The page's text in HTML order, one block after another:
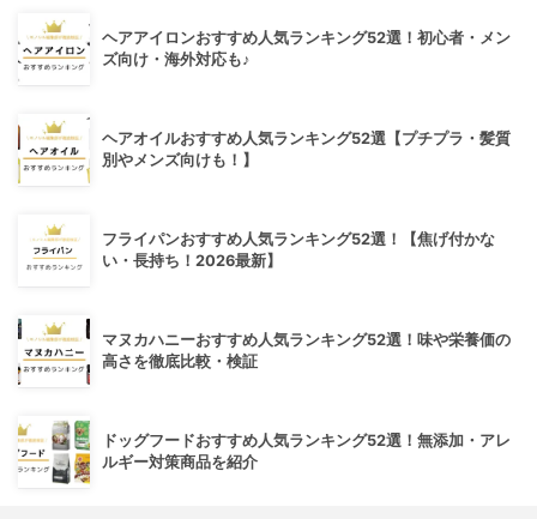
ヘアアイロンおすすめ人気ランキング52選！初心者・メン
ズ向け・海外対応も♪
ヘアオイルおすすめ人気ランキング52選【プチプラ・髪質
別やメンズ向けも！】
フライパンおすすめ人気ランキング52選！【焦げ付かな
い・長持ち！2026最新】
マヌカハニーおすすめ人気ランキング52選！味や栄養価の
高さを徹底比較・検証
ドッグフードおすすめ人気ランキング52選！無添加・アレ
ルギー対策商品を紹介